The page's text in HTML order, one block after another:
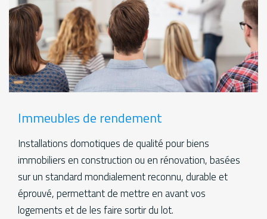
Immeubles de rendement
Installations domotiques de qualité pour biens
immobiliers en construction ou en rénovation, basées
sur un standard mondialement reconnu, durable et
éprouvé, permettant de mettre en avant vos
logements et de les faire sortir du lot.